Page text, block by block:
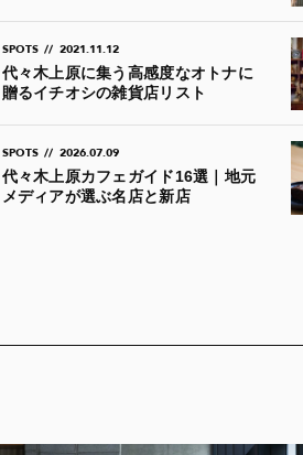
SPOTS // 2021.11.12
代々木上原に集う高感度なオトナに
贈るイチオシの雑貨店リスト
SPOTS // 2026.07.09
代々木上原カフェガイド16選｜地元
メディアが選ぶ名店と新店